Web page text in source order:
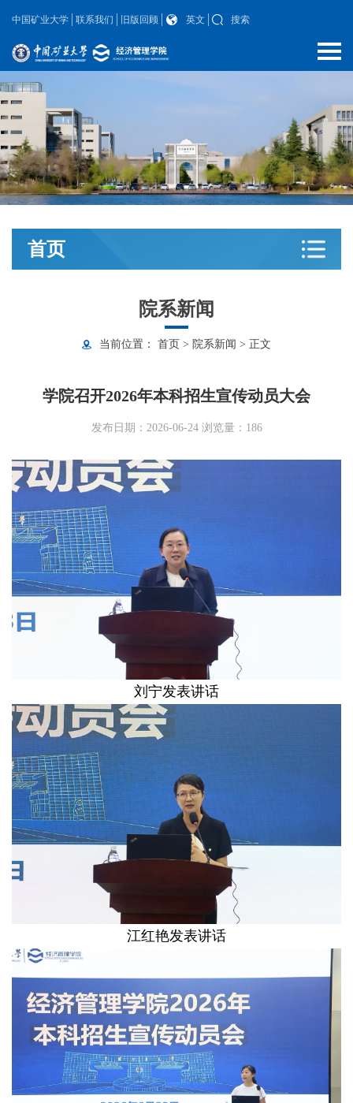
中国矿业大学 联系我们 旧版回顾 英文 搜索
首页
院系新闻
当前位置： 首页 > 院系新闻 > 正文
学院召开2026年本科招生宣传动员大会
发布日期：2026-06-24 浏览量： 186
刘宁发表讲话
江红艳发表讲话